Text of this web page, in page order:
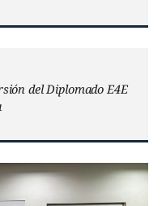
del Diplomado E4E